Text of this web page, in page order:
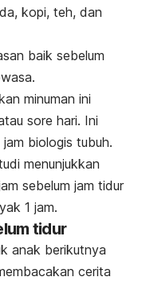
kopi, teh, dan
baik sebelum
minuman ini
sore hari. Ini
biologis tubuh.
menunjukkan
sebelum jam tidur
1 jam.
tidur
anak berikutnya
cerita